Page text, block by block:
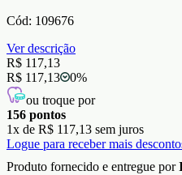
Cód: 109676
Ver descrição
R$ 117,13
R$ 117,13
0%
ou troque por
156 pontos
1x de R$ 117,13 sem juros
Logue para receber mais
Produto fornecido e entregue por